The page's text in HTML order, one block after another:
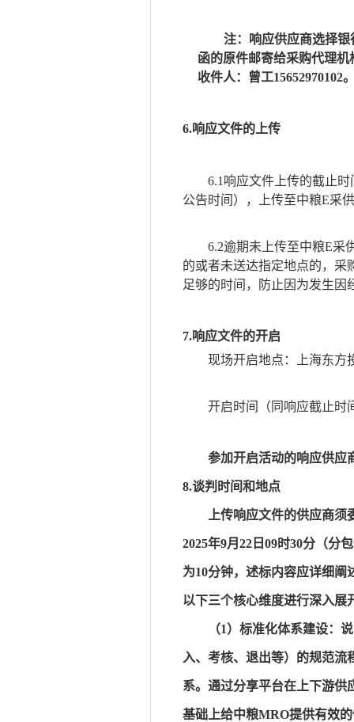
注：响应供应商选择
函的原件邮寄给采购代理
收件人：曾工15652970102
6.响应文件的上传
6.1响应文件上传的截止时
公告时间），上传至中粮E采
6.2逾期未上传至中粮E采
的或者未送达指定地点的，采
足够的时间，防止因为发生因
7.响应文件的开启
现场开启地点：上海东方
开启时间（同响应截止时
参加开启活动的响应供应
8.谈判时间和地点
上传响应文件的供应商
2025年9月 22 日 09时30分（分
为10分钟，述标内容应详细
以下三个核心维度进行深入展
（1） 标准化体系建设：
入、考核、退出等）的规范流
系。通过分享平台在上下游供
基础上给中粮MRO提供有效